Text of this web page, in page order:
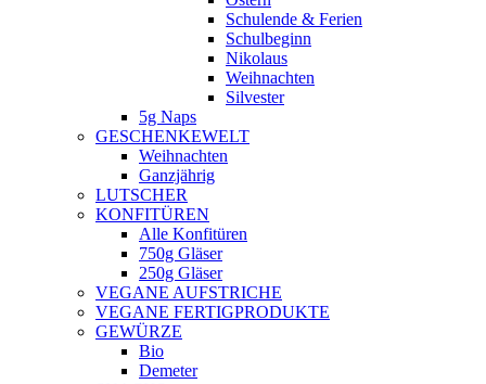
Schulende & Ferien
Schulbeginn
Nikolaus
Weihnachten
Silvester
5g Naps
GESCHENKEWELT
Weihnachten
Ganzjährig
LUTSCHER
KONFITÜREN
Alle Konfitüren
750g Gläser
250g Gläser
VEGANE AUFSTRICHE
VEGANE FERTIGPRODUKTE
GEWÜRZE
Bio
Demeter